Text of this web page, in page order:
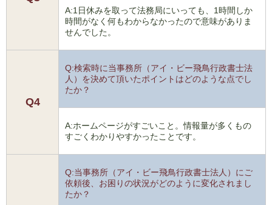
A:1日休みを取って法務局にいっても、1時間しか
時間がなく何もわからなかったので意味がありま
せんでした。
Q4
Q:検索時に当事務所（アイ・ビー飛鳥行政書士法
人）を決めて頂いたポイントはどのような点でし
たか？
A:ホームページがすごいこと。情報量が多くもの
すごくわかりやすかったことです。
Q:当事務所（アイ・ビー飛鳥行政書士法人）にご
依頼後、お困りの状況がどのように変化されまし
たか？